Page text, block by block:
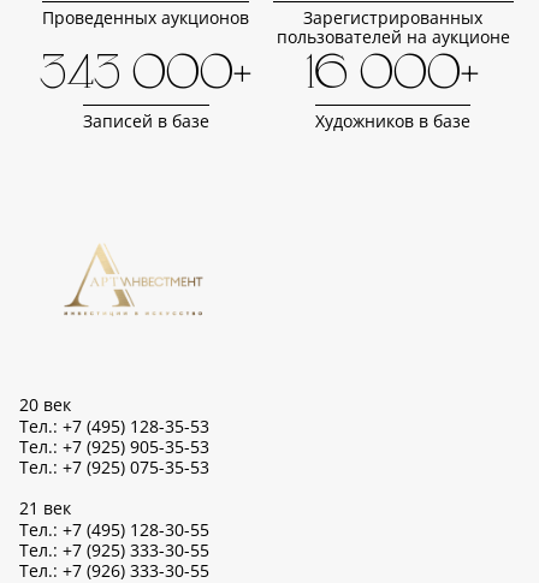
Проведенных аукционов
Зарегистрированных
пользователей на аукционе
343 000+
Записей в базе
16 000+
Художников в базе
20 век
Тел.: +7 (495) 128-35-53
Тел.: +7 (925) 905-35-53
Тел.: +7 (925) 075-35-53
21 век
Тел.: +7 (495) 128-30-55
Тел.: +7 (925) 333-30-55
Тел.: +7 (926) 333-30-55